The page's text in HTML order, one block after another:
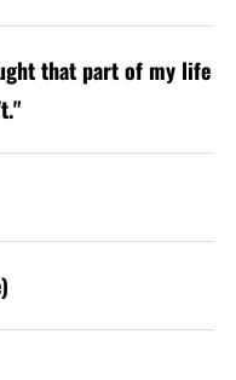
that part of my life